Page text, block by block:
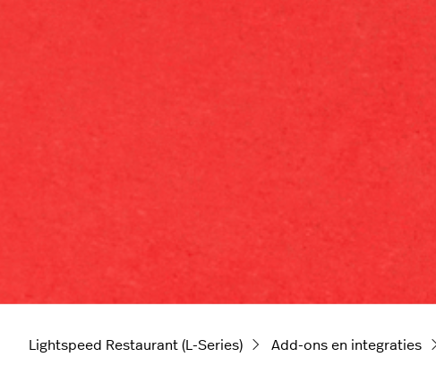
Lightspeed Restaurant (L-Series) Add-ons en integraties